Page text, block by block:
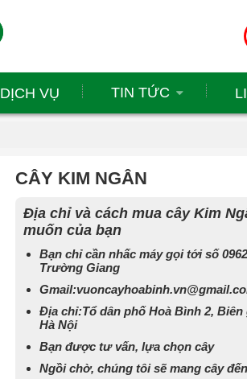
DỊCH VỤ TIN TỨC
CÂY KIM NGÂN
Địa chỉ và cách mua cây Kim
muốn của bạn
Bạn chỉ cần nhấc máy gọi tới số
Trường Giang
Địa chỉ:Tổ dân phố Hoà Bình 2, Biên
Hà Nội
Bạn được tư vấn, lựa chọn cây
Ngồi chờ, chúng tôi sẽ mang cây